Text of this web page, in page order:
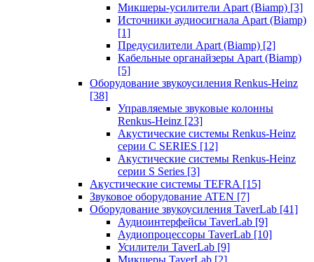
Микшеры-усилители Apart (Biamp) [3]
Источники аудиосигнала Apart (Biamp)
[1]
Предусилители Apart (Biamp) [2]
Кабельные органайзеры Apart (Biamp)
[5]
Оборудование звукоусиления Renkus-Heinz
[38]
Управляемые звуковые колонны
Renkus-Heinz [23]
Акустические системы Renkus-Heinz
серии C SERIES [12]
Акустические системы Renkus-Heinz
серии S Series [3]
Акустические системы TEFRA [15]
Звуковое оборудование ATEN [7]
Оборудование звукоусиления TaverLab [41]
Аудиоинтерфейсы TaverLab [9]
Аудиопроцессоры TaverLab [10]
Усилители TaverLab [9]
Микшеры TaverLab [2]